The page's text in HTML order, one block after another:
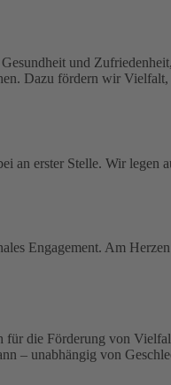
und
Dazu fördern wir
an erster Stelle. Wir legen
Engagement. Am
für die Förderung von
– unabhängig von